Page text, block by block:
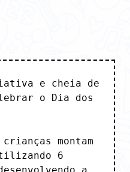
e cheia de
o Dia dos
montam
6